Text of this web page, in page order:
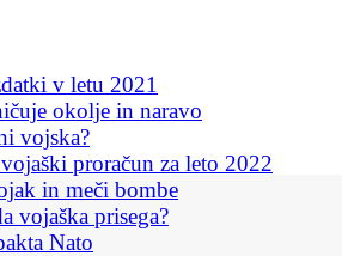
v letu 2021
okolje in naravo
vojska?
proračun za leto 2022
in meči bombe
vojaška prisega?
Nato